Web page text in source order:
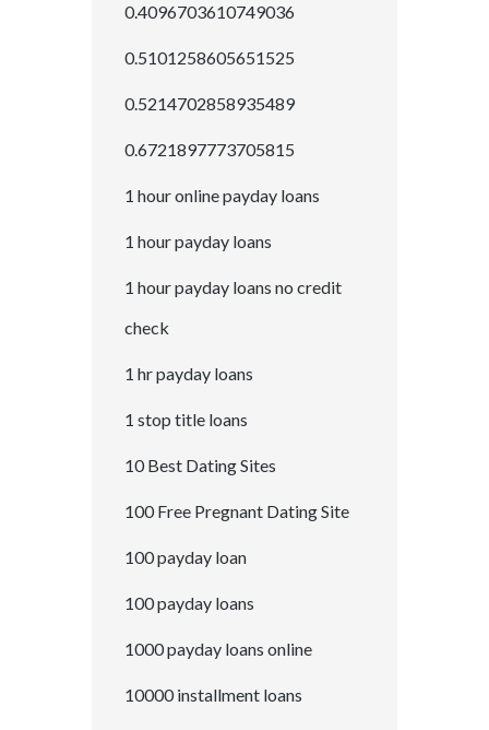
0.4096703610749036
0.5101258605651525
0.5214702858935489
0.6721897773705815
1 hour online payday loans
1 hour payday loans
1 hour payday loans no credit
check
1 hr payday loans
1 stop title loans
10 Best Dating Sites
100 Free Pregnant Dating Site
100 payday loan
100 payday loans
1000 payday loans online
10000 installment loans